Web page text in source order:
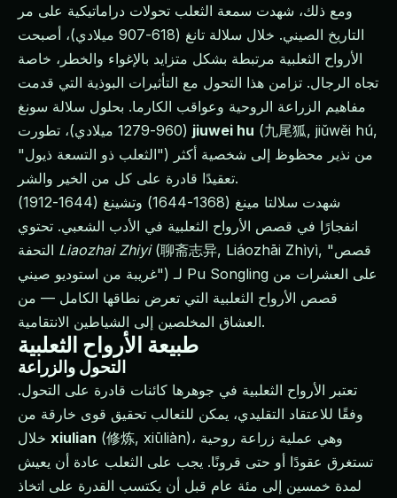
ومع ذلك، شهدت سمعة الثعلب تحولات دراماتيكية على مر
التاريخ الصيني. خلال سلالة تانغ (618-907 ميلادي)، أصبحت
الأرواح الثعلبية مرتبطة بشكل متزايد بالإغواء والخطر، خاصة
تجاه الرجال. تزامن هذا التحول مع التأثيرات البوذية التي قدمت
مفاهيم الزراعة الروحية وعواقب الكارما. بحلول سلالة سونغ
jiuwei hu (九尾狐, jiǔwěi hú,
"الثعلب ذو التسعة ذيول") من نذير محظوظ إلى شخصية أكثر
تعقيدًا قادرة على كل من الخير والشر.
شهدت سلالتا مينغ (1368-1644) وتشينغ (1644-1912)
انفجارًا في قصص الأرواح الثعلبية في الأدب الشعبي. تحتوي
Liaozhai Zhiyi(聊斋志异, Liáozhāi Zhìyì, "قصص
غريبة من استوديو صيني") لـ Pu Songling على العشرات من
قصص الأرواح الثعلبية التي تعرض نطاقها الكامل — من
العشاق المخلصين إلى الشياطين الانتقامية.
طبيعة الأرواح الثعلبية
التحول والزراعة
تعتبر الأرواح الثعلبية في جوهرها كائنات قادرة على التحول.
وفقًا للاعتقاد التقليدي، يمكن للثعالب تحقيق قوى خارقة من
xiulian (修炼, xiūliàn)، وهي عملية زراعة روحية
تستغرق عقودًا أو حتى قرونًا. يجب على الثعلب عادة أن يعيش
لمدة خمسين إلى مئة عام قبل أن يكتسب القدرة على اتخاذ